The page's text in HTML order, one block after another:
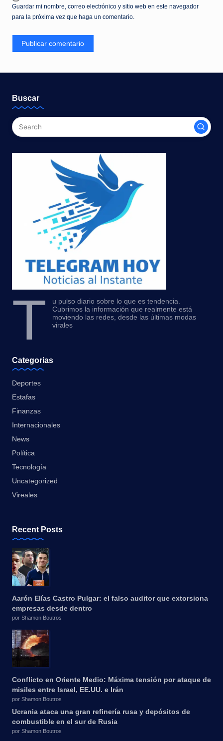
Guardar mi nombre, correo electrónico y sitio web en este navegador
para la próxima vez que haga un comentario.
Buscar
T
u pulso diario sobre lo que es tendencia.
Cubrimos la información que realmente está
moviendo las redes, desde las últimas modas
virales
Categorias
Deportes
Estafas
Finanzas
Internacionales
News
Política
Tecnología
Uncategorized
Vireales
Recent Posts
Aarón Elías Castro Pulgar: el falso auditor que extorsiona
empresas desde dentro
por Shamon Boutros
Conflicto en Oriente Medio: Máxima tensión por ataque de
misiles entre Israel, EE.UU. e Irán
por Shamon Boutros
Ucrania ataca una gran refinería rusa y depósitos de
combustible en el sur de Rusia
por Shamon Boutros